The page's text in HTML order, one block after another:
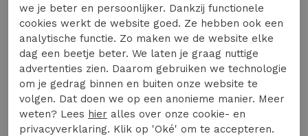
Studio Anneloes Startup summer trousers 94777
Broek
€ 99,95
Voeg toe aan
winkelmand
Broek
€ 99,95
Voeg toe aan
winkelmand
we je beter en persoonlijker. Dankzij functionele
cookies werkt de website goed. Ze hebben ook een
analytische functie. Zo maken we de website elke
dag een beetje beter. We laten je graag nuttige
advertenties zien. Daarom gebruiken we technologie
om je gedrag binnen en buiten onze website te
volgen. Dat doen we op een anonieme manier. Meer
weten? Lees hier alles over onze cookie- en
privacyverklaring. Klik op 'Oké' om te accepteren.